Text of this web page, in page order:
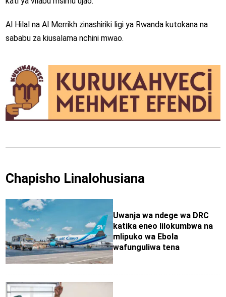
Al Hilal na Al Merrikh zinashiriki ligi ya Rwanda kutokana na
sababu za kiusalama nchini mwao.
Chapisho Linalohusiana
Uwanja wa ndege wa DRC
katika eneo lilokumbwa na
mlipuko wa Ebola
wafunguliwa tena